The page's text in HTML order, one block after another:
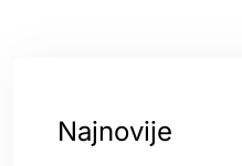
Najnovije